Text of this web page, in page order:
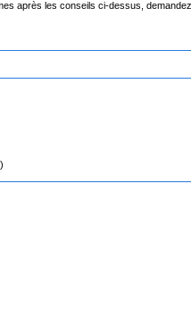
après les conseils ci-dessus,